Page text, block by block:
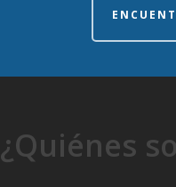
¿Quiénes